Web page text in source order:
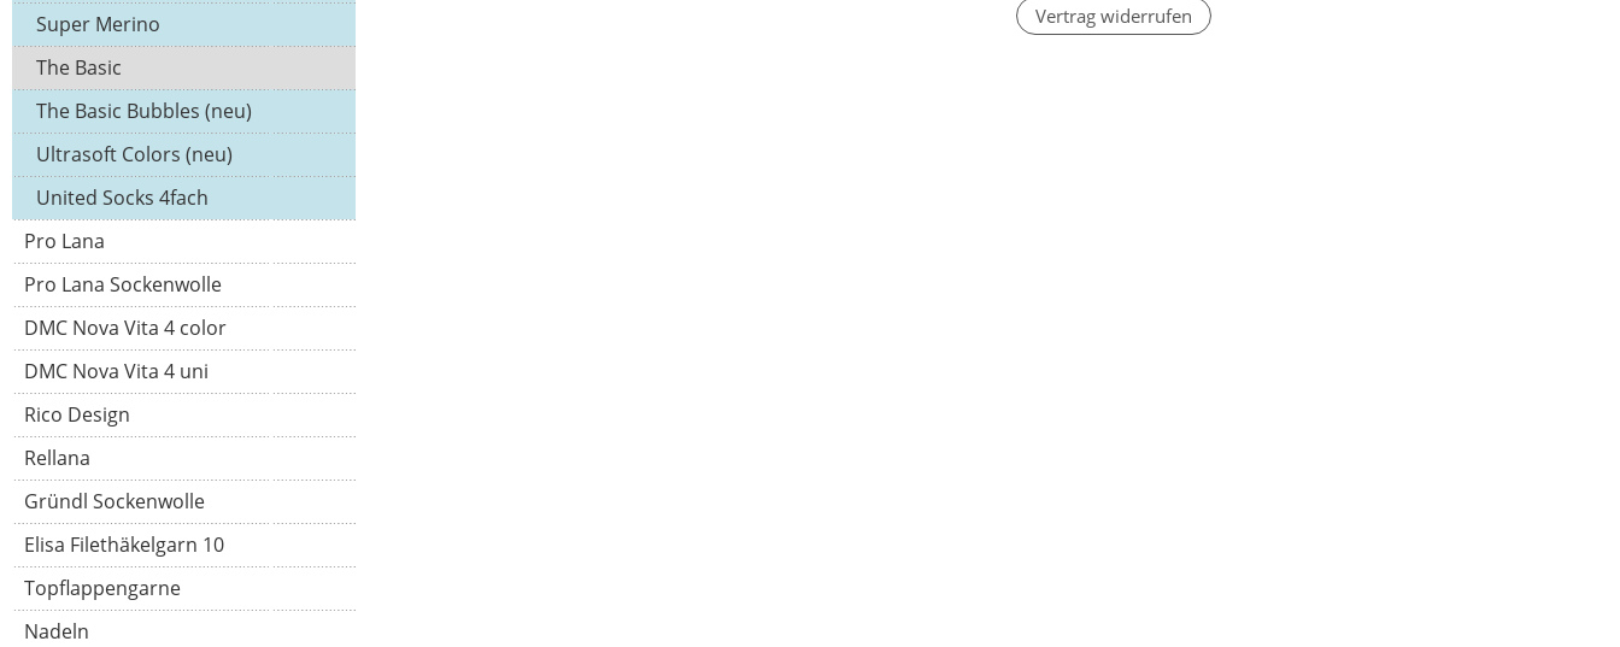
Super Merino
The Basic
The Basic Bubbles (neu)
Ultrasoft Colors (neu)
United Socks 4fach
Pro Lana
Pro Lana Sockenwolle
DMC Nova Vita 4 color
DMC Nova Vita 4 uni
Rico Design
Rellana
Gründl Sockenwolle
Elisa Filethäkelgarn 10
Topflappengarne
Nadeln
Vertrag widerrufen